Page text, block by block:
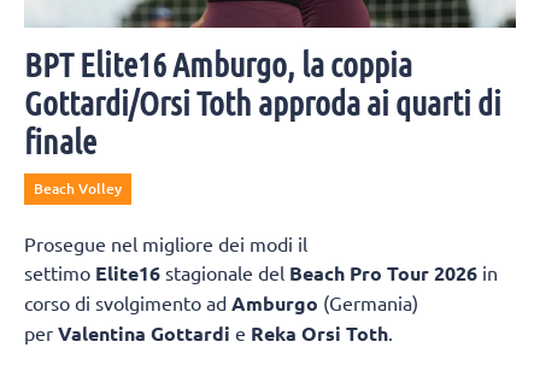
BPT Elite16 Amburgo, la coppia
Gottardi/Orsi Toth approda ai quarti di
finale
Beach Volley
Prosegue nel migliore dei modi il
settimo Elite16 stagionale del Beach Pro Tour 2026 in
corso di svolgimento ad Amburgo (Germania)
per Valentina Gottardi e Reka Orsi Toth.